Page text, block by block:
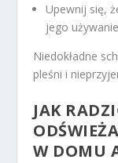
Upewnij się,
jego
Niedokładne
pleśni i
JAK
W DOMU